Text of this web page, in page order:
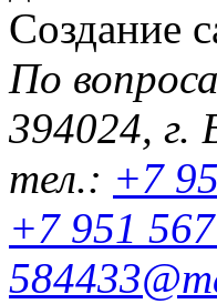
Создание
По
394024, г.
тел.: +7
+7 951